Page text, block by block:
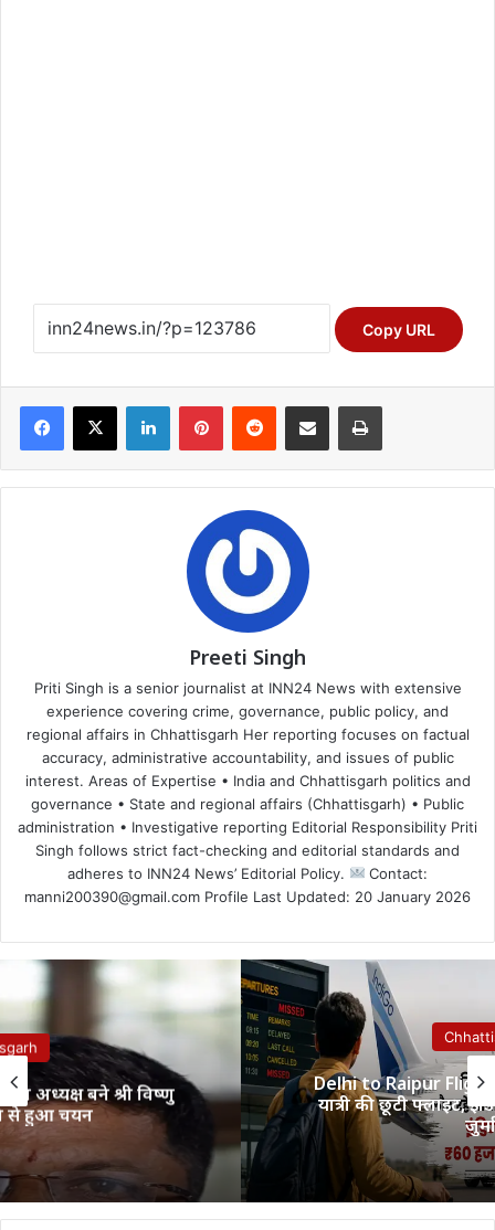
Copy URL
Facebook
X LinkedInPinterestReddit Share via Email Print
Preeti Singh
Priti Singh is a senior journalist at INN24 News with extensive
experience covering crime, governance, public policy, and
regional affairs in Chhattisgarh Her reporting focuses on factual
accuracy, administrative accountability, and issues of public
interest. Areas of Expertise • India and Chhattisgarh politics and
governance • State and regional affairs (Chhattisgarh) • Public
administration • Investigative reporting Editorial Responsibility Priti
Singh follows strict fact-checking and editorial standards and
adheres to INN24 News’ Editorial Policy.
Contact:
manni200390@gmail.com Profile Last Updated: 20 January 2026
Chhattisgarh
Delhi to Raipur Flight: दिल्ली से रायपुर लौट रहे
यात्री की छूटी फ्लाइट, इंडिगो पर लगा 60 हजार का
जुर्माना